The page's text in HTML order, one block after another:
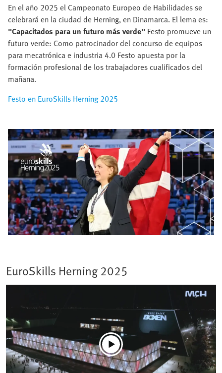
En el año 2025 el Campeonato Europeo de Habilidades se
celebrará en la ciudad de Herning, en Dinamarca. El lema es:
"Capacitados para un futuro más verde" Festo promueve un
futuro verde: Como patrocinador del concurso de equipos
para mecatrónica e industria 4.0 Festo apuesta por la
formación profesional de los trabajadores cualificados del
mañana.
Festo en EuroSkills Herning 2025
EuroSkills Herning 2025​